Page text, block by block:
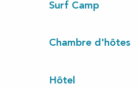
Surf Camp
Chambre d'hôtes
Hôtel